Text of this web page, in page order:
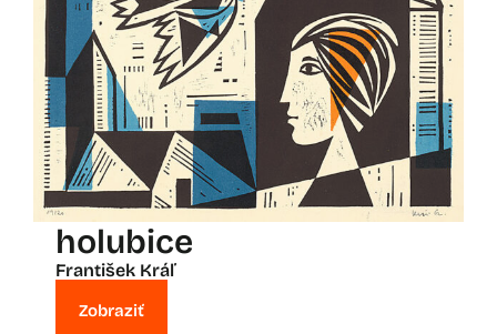
holubice
František Kráľ
Zobraziť